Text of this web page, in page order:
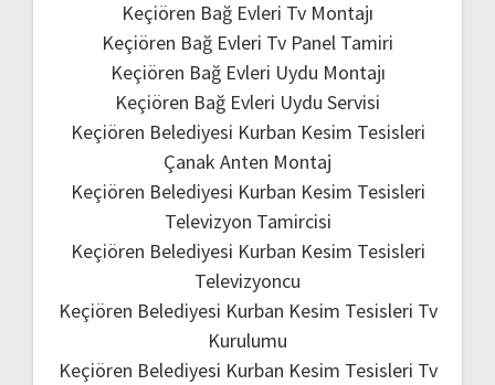
Keçiören Bağ Evleri Tv Montajı
Keçiören Bağ Evleri Tv Panel Tamiri
Keçiören Bağ Evleri Uydu Montajı
Keçiören Bağ Evleri Uydu Servisi
Keçiören Belediyesi Kurban Kesim Tesisleri
Çanak Anten Montaj
Keçiören Belediyesi Kurban Kesim Tesisleri
Televizyon Tamircisi
Keçiören Belediyesi Kurban Kesim Tesisleri
Televizyoncu
Keçiören Belediyesi Kurban Kesim Tesisleri Tv
Kurulumu
Keçiören Belediyesi Kurban Kesim Tesisleri Tv